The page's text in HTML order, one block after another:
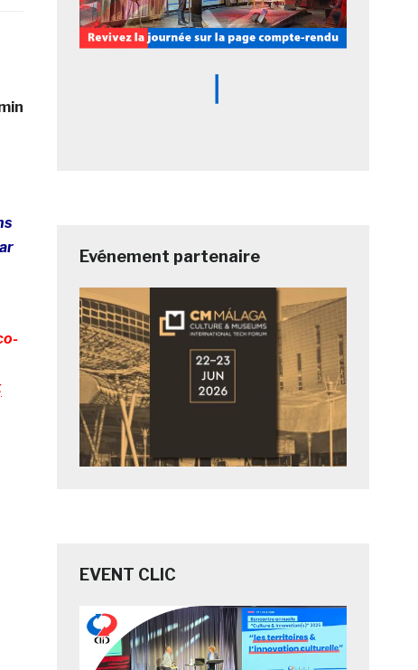
Evénement partenaire
EVENT CLIC